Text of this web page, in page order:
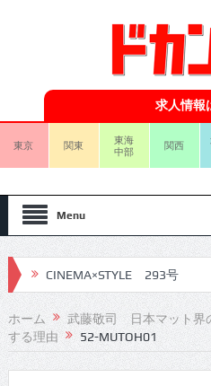
求人情報
東京 関東
東海
中部
関西
Menu
CINEMA×STYLE 293号
CINEMA×STYLE 292号
CINEMA×STYLE 291号
ホーム
武藤敬司 日本マット界
する理由
52-MUTOH01